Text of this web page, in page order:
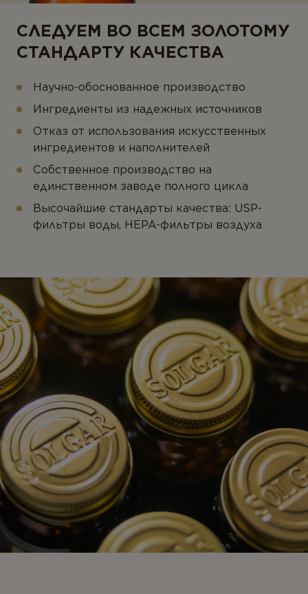
СЛЕДУЕМ ВО ВСЕМ ЗОЛОТОМУ
СТАНДАРТУ КАЧЕСТВА
Научно-обоснованное производство
Ингредиенты из надежных источников
Отказ от использования искусственных
ингредиентов и наполнителей
Собственное производство на
единственном заводе полного цикла
Высочайшие стандарты качества: USP-
фильтры воды, HEPA-фильтры воздуха